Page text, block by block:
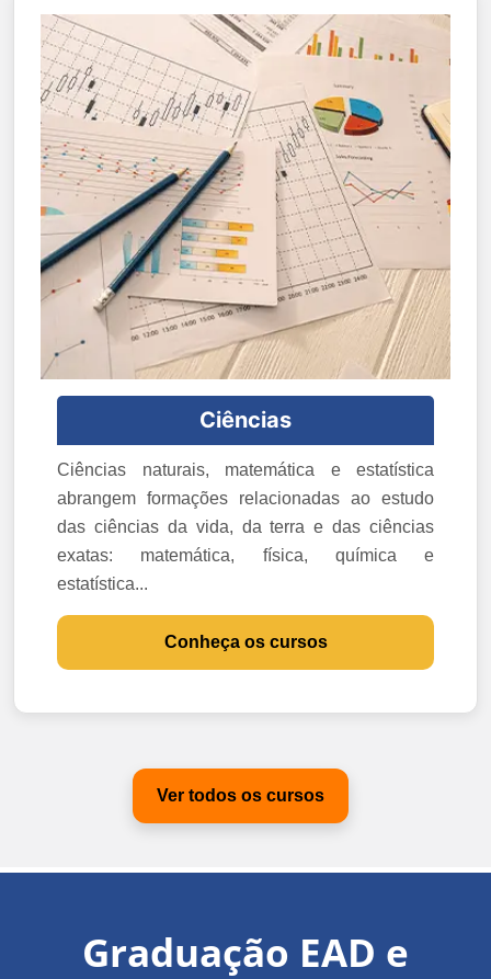
Ciências
Ciências naturais, matemática e estatística
abrangem formações relacionadas ao estudo
das ciências da vida, da terra e das ciências
exatas: matemática, física, química e
estatística...
Conheça os cursos
Ver todos os cursos
Graduação EAD e